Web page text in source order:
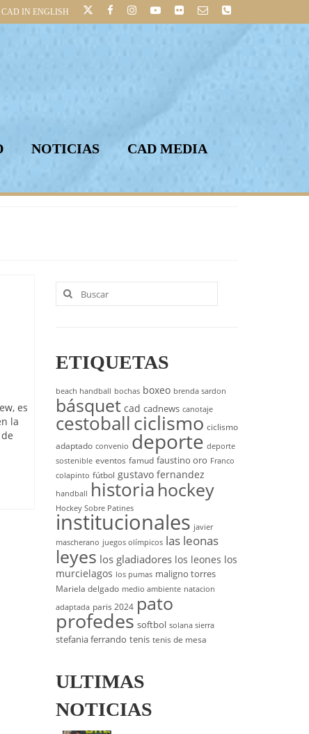
CAD IN ENGLISH
NOTICIAS
CAD MEDIA
es
la
Buscar
por:
ETIQUETAS
beach handball bochas boxeo brenda sardon
básquet cad cadnews canotaje
cestoballciclismo ciclismo
adaptado convenio deporte deporte
sostenible eventos famud faustino oro Franco
colapinto fútbol gustavo fernandez
handball historia hockey
Hockey Sobre Patines
institucionales javier
mascherano juegos olímpicos las leonas
leyes los gladiadores los leones los
murcielagos los pumas maligno torres
Mariela delgado medio ambiente natacion
adaptada paris 2024 pato
profedes softbol solana sierra
stefania ferrando tenis tenis de mesa
ULTIMAS
NOTICIAS